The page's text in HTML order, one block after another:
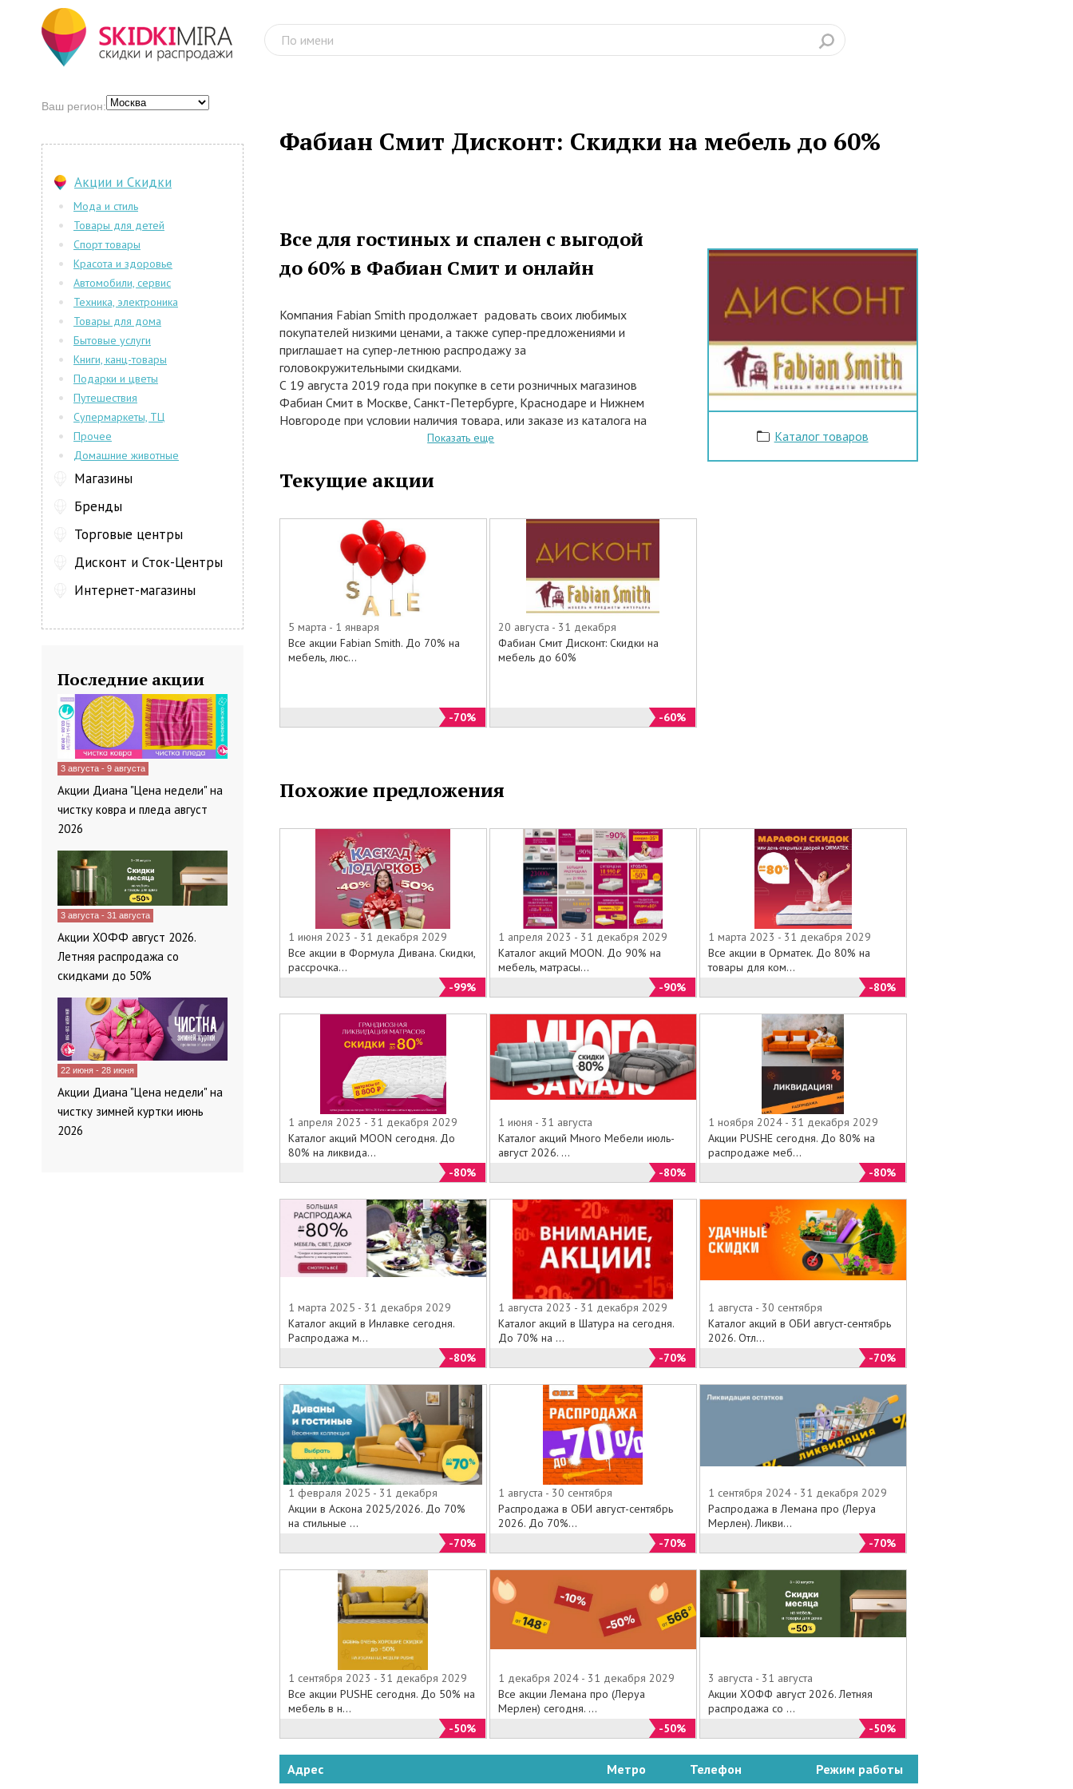
Фабиан Смит Дисконт: Скидки на мебель до 60%
Каталог товаров
Все для гостиных и спален с выгодой
до 60% в Фабиан Смит и онлайн
Компания Fabian Smith продолжает радовать своих любимых
покупателей низкими ценами, а также супер-предложениями и
приглашает на супер-летнюю распродажу за
головокружительными скидками.
С 19 августа 2019 года при покупке в сети розничных магазинов
Фабиан Смит в Москве, Санкт-Петербурге, Краснодаре и Нижнем
Новгороде при условии наличия товара, или заказе из каталога на
сайте интернет-магазина стильной мебели для дома и квартиры
классическом стиле, а также на предметы декора и освещения
предоставляются скидки до 60%.
• Кресла и пуфы
• Столы и стулья
• Кровати и тумбы
• Текстиль
• Люстры
• Настольные лампы
Показать еще
Текущие акции
5 марта - 1 января
Все акции Fabian Smith. До 70% на
мебель, люс...
-70%
20 августа - 31 декабря
Фабиан Смит Дисконт: Скидки на
мебель до 60%
-60%
Похожие предложения
1 июня 2023 - 31 декабря 2029
Все акции в Формула Дивана. Скидки,
рассрочка...
-99%
1 апреля 2023 - 31 декабря 2029
Каталог акций MOON. До 90% на
мебель, матрасы...
-90%
1 марта 2023 - 31 декабря 2029
Все акции в Орматек. До 80% на
товары для ком...
-80%
1 апреля 2023 - 31 декабря 2029
Каталог акций MOON сегодня. До
80% на ликвида...
-80%
1 июня - 31 августа
Каталог акций Много Мебели июль-
август 2026. ...
-80%
1 ноября 2024 - 31 декабря 2029
Акции PUSHE сегодня. До 80% на
распродаже меб...
-80%
1 марта 2025 - 31 декабря 2029
Каталог акций в Инлавке сегодня.
Распродажа м...
-80%
1 августа 2023 - 31 декабря 2029
Каталог акций в Шатура на сегодня.
До 70% на ...
-70%
1 августа - 30 сентября
Каталог акций в ОБИ август-сентябрь
2026. Отл...
-70%
1 февраля 2025 - 31 декабря
Акции в Аскона 2025/2026. До 70%
на стильные ...
-70%
1 августа - 30 сентября
Распродажа в ОБИ август-сентябрь
2026. До 70%...
-70%
1 сентября 2024 - 31 декабря 2029
Распродажа в Лемана про (Леруа
Мерлен). Ликви...
-70%
1 сентября 2023 - 31 декабря 2029
Все акции PUSHE сегодня. До 50% на
мебель в н...
-50%
1 декабря 2024 - 31 декабря 2029
Все акции Лемана про (Леруа
Мерлен) сегодня. ...
-50%
3 августа - 31 августа
Акции ХОФФ август 2026. Летняя
распродажа со ...
-50%
Адрес Метро Телефон Режим работы
Ваш регион:
Акции и Скидки
Мода и стиль
Товары для детей
Спорт товары
Красота и здоровье
Автомобили, сервис
Техника, электроника
Товары для дома
Бытовые услуги
Книги, канц-товары
Подарки и цветы
Путешествия
Супермаркеты, ТЦ
Прочее
Домашние животные
Магазины
Бренды
Торговые центры
Дисконт и Сток-Центры
Интернет-магазины
Последние акции
3 августа - 9 августа
Акции Диана "Цена недели" на
чистку ковра и пледа август
2026
3 августа - 31 августа
Акции ХОФФ август 2026.
Летняя распродажа со
скидками до 50%
22 июня - 28 июня
Акции Диана "Цена недели" на
чистку зимней куртки июнь
2026